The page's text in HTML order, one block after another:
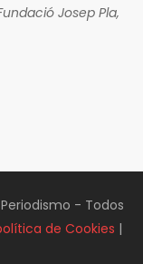
Josep Pla,
- Todos
de Cookies |